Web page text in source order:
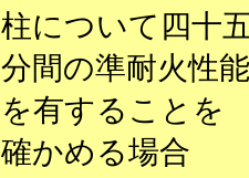
柱について四十
分間の準耐火性能
を有することを
確かめる場合